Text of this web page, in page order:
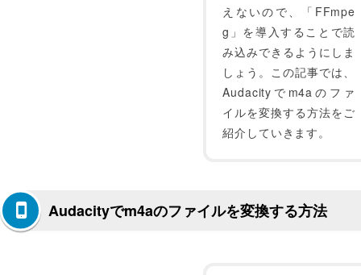
えないので、「FFmpe
g」を導入することで読
み込みできるようにしま
しょう。この記事では、
Audacityでm4aのファ
イルを変換する方法をご
紹介していきます。
Audacityでm4aのファイルを変換する方法